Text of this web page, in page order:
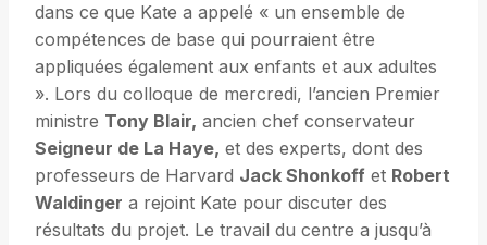
dans ce que Kate a appelé « un ensemble de
compétences de base qui pourraient être
appliquées également aux enfants et aux adultes
». Lors du colloque de mercredi, l’ancien Premier
ministre Tony Blair, ancien chef conservateur
Seigneur de La Haye, et des experts, dont des
professeurs de Harvard Jack Shonkoff et Robert
Waldinger a rejoint Kate pour discuter des
résultats du projet. Le travail du centre a jusqu’à